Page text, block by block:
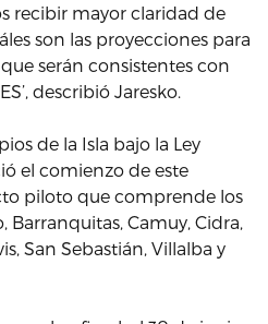
recibir mayor claridad de
son las proyecciones para
serán consistentes con
describió Jaresko.
de la Isla bajo la Ley
el comienzo de este
piloto que comprende los
Camuy, Cidra,
San Sebastián, Villalba y